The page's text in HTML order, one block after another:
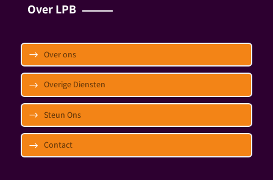
Over LPB
Over ons
Overige Diensten
Steun Ons
Contact